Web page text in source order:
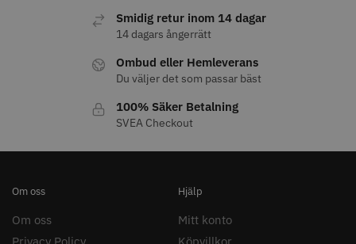
Smidig retur inom 14 dagar
14 dagars ångerrätt
Ombud eller Hemleverans
Du väljer det som passar bäst
100% Säker Betalning
SVEA Checkout
Om oss
Om oss
Hjälp
Mitt konto
1849.00 kr
Köp
799.00 kr